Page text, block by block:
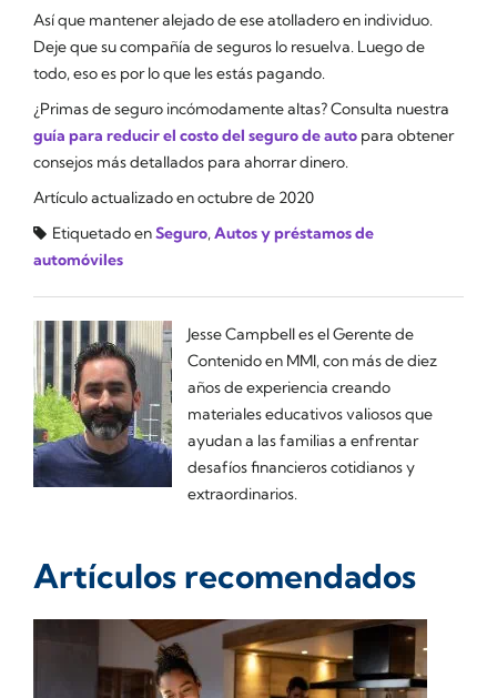
Así que mantener alejado de ese atolladero en individuo.
Deje que su compañía de seguros lo resuelva. Luego de
todo, eso es por lo que les estás pagando.
¿Primas de seguro incómodamente altas? Consulta nuestra
guía para reducir el costo del seguro de auto para obtener
consejos más detallados para ahorrar dinero.
Artículo actualizado en octubre de 2020
Etiquetado enSeguro,Autos y préstamos de
automóviles
Jesse Campbell es el Gerente de
Contenido en MMI, con más de diez
años de experiencia creando
materiales educativos valiosos que
ayudan a las familias a enfrentar
desafíos financieros cotidianos y
extraordinarios.
Artículos recomendados